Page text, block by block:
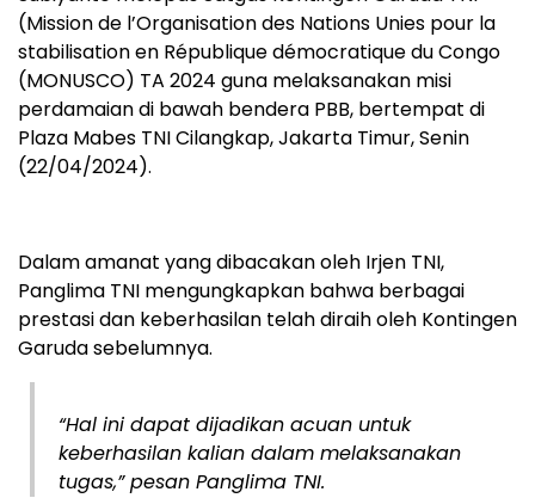
(Mission de l’Organisation des Nations Unies pour la
stabilisation en République démocratique du Congo
(MONUSCO) TA 2024 guna melaksanakan misi
perdamaian di bawah bendera PBB, bertempat di
Plaza Mabes TNI Cilangkap, Jakarta Timur, Senin
(22/04/2024).
Dalam amanat yang dibacakan oleh Irjen TNI,
Panglima TNI mengungkapkan bahwa berbagai
prestasi dan keberhasilan telah diraih oleh Kontingen
Garuda sebelumnya.
“Hal ini dapat dijadikan acuan untuk
keberhasilan kalian dalam melaksanakan
tugas,” pesan Panglima TNI.